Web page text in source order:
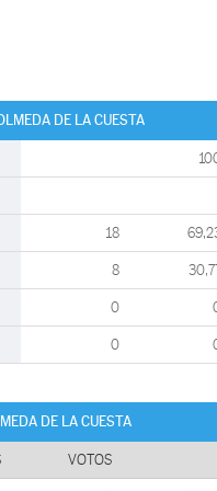
DE LA CUESTA
18
8
0
0
DE LA CUESTA
VOTOS